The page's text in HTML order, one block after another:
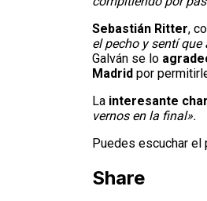
Sebastián Ritter,
el pecho y sentí
Galván se lo
Madrid por
La interesante
vernos en la final».
Puedes escuchar el
Share